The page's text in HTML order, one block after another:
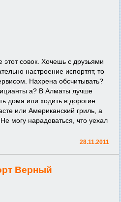
совок. Хочешь с друзьями
настроение испортят, то
Нахрена обсчитывать?
а? В Алматы лучше
дома или ходить в дорогие
или Американский гриль, а
могу нарадоваться, что уехал
28.11.2011
Верный